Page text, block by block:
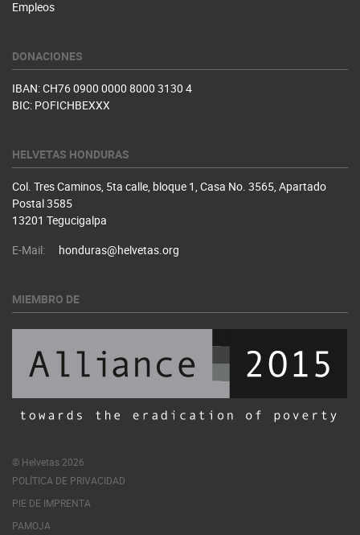
Empleos
DONACIONES
IBAN: CH76 0900 0000 8000 3130 4
BIC: POFICHBEXXX
HELVETAS HONDURAS
Col. Tres Caminos, 5ta calle, bloque 1, Casa No. 3565, Apartado
Postal 3585
13201 Tegucigalpa
E-Mail:
honduras@helvetas.org
MIEMBRO DE
© Helvetas 2026
POLÍTICA DE PRIVACIDAD
PIE DE IMPRENTA
PAMOJA